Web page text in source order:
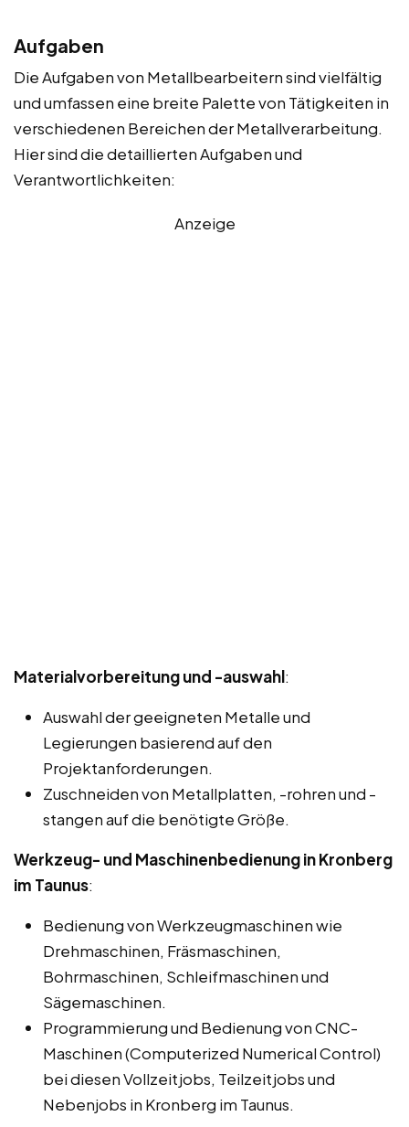
Aufgaben
Die Aufgaben von Metallbearbeitern sind vielfältig
und umfassen eine breite Palette von Tätigkeiten in
verschiedenen Bereichen der Metallverarbeitung.
Hier sind die detaillierten Aufgaben und
Verantwortlichkeiten:
Anzeige
Materialvorbereitung und -auswahl:
Auswahl der geeigneten Metalle und
Legierungen basierend auf den
Projektanforderungen.
Zuschneiden von Metallplatten, -rohren und -
stangen auf die benötigte Größe.
Werkzeug- und Maschinenbedienung in Kronberg
im Taunus:
Bedienung von Werkzeugmaschinen wie
Drehmaschinen, Fräsmaschinen,
Bohrmaschinen, Schleifmaschinen und
Sägemaschinen.
Programmierung und Bedienung von CNC-
Maschinen (Computerized Numerical Control)
bei diesen Vollzeitjobs, Teilzeitjobs und
Nebenjobs in Kronberg im Taunus.